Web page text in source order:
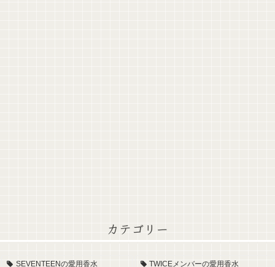
カテゴリー
SEVENTEENの愛用香水 TWICEメンバーの愛用香水